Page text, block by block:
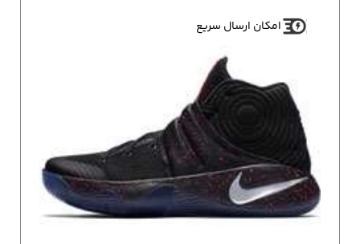
امکان ارسال سریع